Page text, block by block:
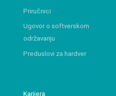
Priručnici
Ugovor o softverskom
održavanju
Preduslovi za hardver
Karijera